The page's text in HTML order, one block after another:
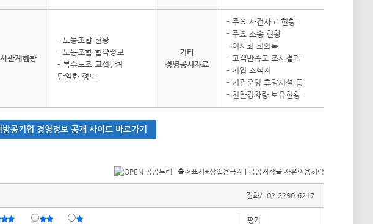
관계현황
- 노동조합 현황
- 노동조합 협약정보
- 복수노조 교섭단체
단일화 정보
기타
경영공시자료
- 주요 사건사고 현황
- 주요 소송 현황
- 이사회 회의록
- 고객만족도 조사결과
- 기업 소식지
- 기관운영 휴양시설 등
- 친환경차량 보유현황
방공기업 경영정보 공개 사이트 바로가기
전화/ :02-2290-6217